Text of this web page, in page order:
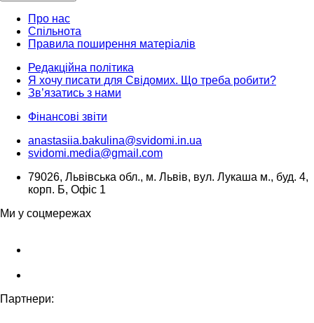
Про нас
Спільнота
Правила поширення матеріалів
Редакційна політика
Я хочу писати для Свідомих. Що треба робити?
Зв’язатись з нами
Фінансові звіти
anastasiia.bakulina@svidomi.in.ua
svidomi.media@gmail.com
79026, Львівська обл., м. Львів, вул. Лукаша м., буд. 4,
корп. Б, Офіс 1
Ми у соцмережах
Партнери: